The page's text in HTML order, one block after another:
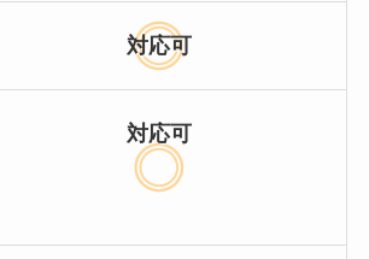
対応可
対応可